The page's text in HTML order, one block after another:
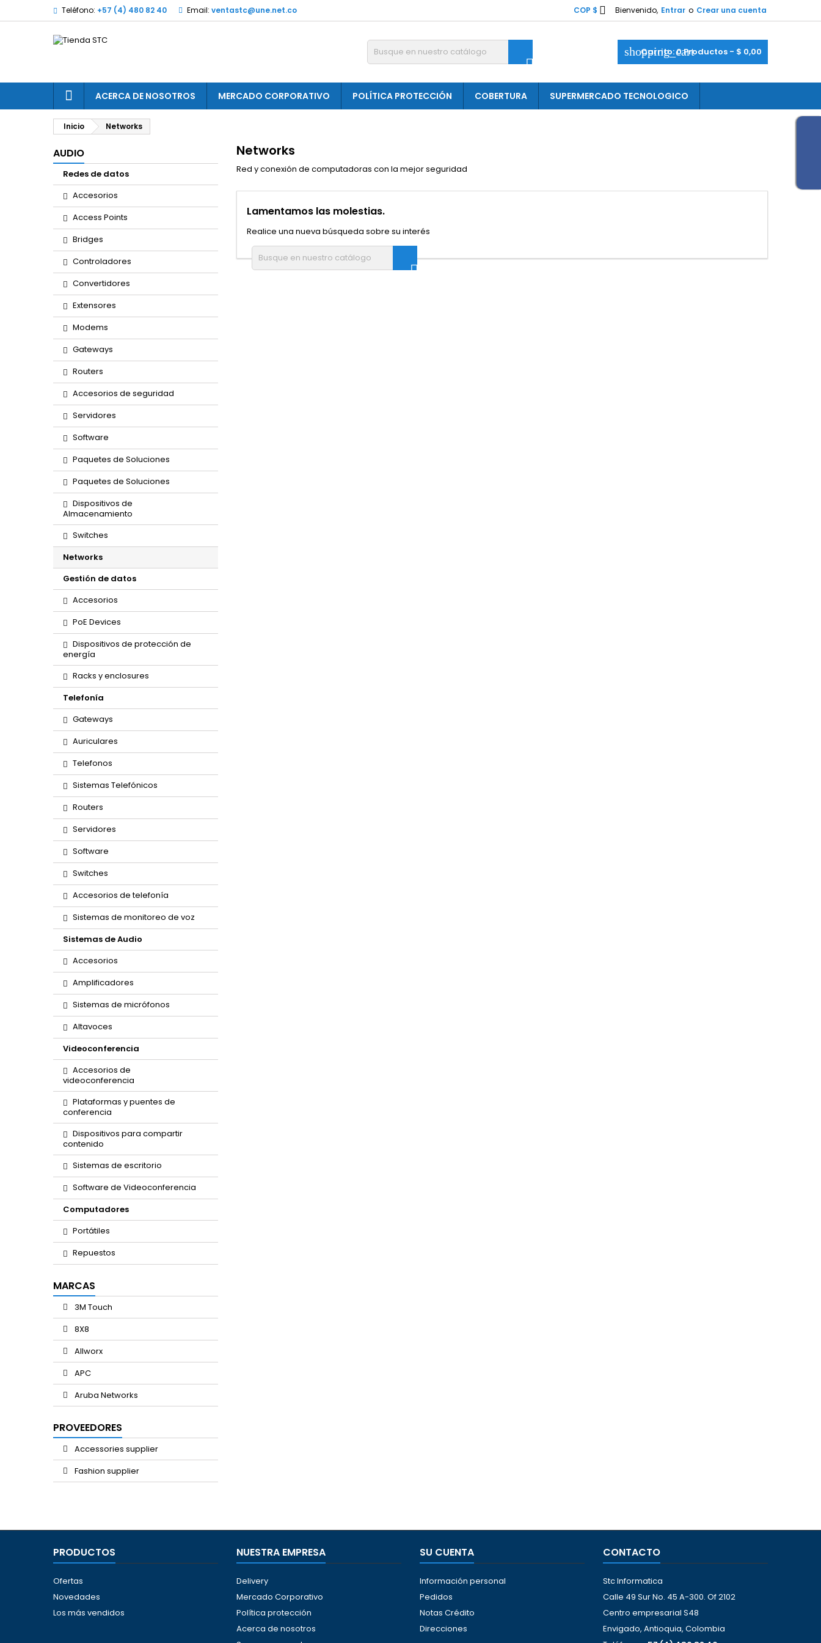
Teléfono: +57 (4) 480 82 40 Email: ventastc@une.net.co Bienvenido, Entrar o Crear una cuenta
COP $ 
shopping_cart
Carrito:0Productos - $ 0,00

ACERCA DE NOSOTROS MERCADO CORPORATIVO POLÍTICA PROTECCIÓN COBERTURA SUPERMERCADO TECNOLOGICO
Inicio Networks
AUDIO
Redes de datos
Accesorios
Access Points
Bridges
Controladores
Convertidores
Extensores
Modems
Gateways
Routers
Accesorios de seguridad
Servidores
Software
Paquetes de Soluciones
Paquetes de Soluciones
Dispositivos de
Almacenamiento
Switches
Networks
Gestión de datos
Accesorios
PoE Devices
Dispositivos de protección de
energía
Racks y enclosures
Telefonía
Gateways
Auriculares
Telefonos
Sistemas Telefónicos
Routers
Servidores
Software
Switches
Accesorios de telefonía
Sistemas de monitoreo de voz
Sistemas de Audio
Accesorios
Amplificadores
Sistemas de micrófonos
Altavoces
Videoconferencia
Accesorios de
videoconferencia
Plataformas y puentes de
conferencia
Dispositivos para compartir
contenido
Sistemas de escritorio
Software de Videoconferencia
Computadores
Portátiles
Repuestos
MARCAS
3M Touch
8X8
Allworx
APC
Aruba Networks
PROVEEDORES
Accessories supplier
Fashion supplier
Networks
Red y conexión de computadoras con la mejor seguridad
Lamentamos las molestias.
Realice una nueva búsqueda sobre su interés

PRODUCTOS
Ofertas
Novedades
Los más vendidos
NUESTRA EMPRESA
Delivery
Mercado Corporativo
Política protección
Acerca de nosotros
SU CUENTA
Información personal
Pedidos
Notas Crédito
Direcciones
CONTACTO
Stc Informatica
Calle 49 Sur No. 45 A-300. Of 2102
Centro empresarial S48
Envigado, Antioquia, Colombia